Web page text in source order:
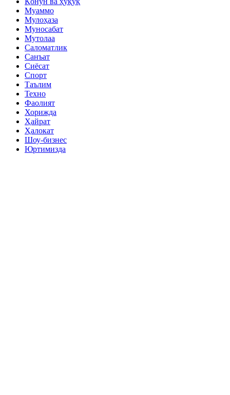
Муаммо
Мулоҳаза
Муносабат
Мутолаа
Саломатлик
Санъат
Сиёсат
Спорт
Таълим
Техно
Фаолият
Хорижда
Ҳайрат
Ҳалокат
Шоу-бизнес
Юртимизда